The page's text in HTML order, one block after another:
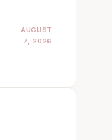
AUGUST
7, 2026